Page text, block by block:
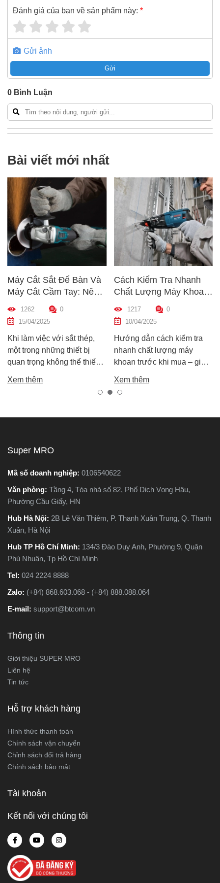
Đánh giá của bạn về sản phẩm này: *
Gửi ảnh
Gửi
0 Bình Luận
Bài viết mới nhất
Máy Cắt Sắt Để Bàn Và
Máy Cắt Cầm Tay: Nên
Chọn Loại Nào Phù Hợp
Nhất?
1262
0
15/04/2025
Khi làm việc với sắt thép,
một trong những thiết bị
quan trọng không thể thiếu
nhiên, trên thị trường hiện
bài viết này, Super MRO sẽ
giúp bạn hiểu rõ sự khác
điểm và tư vấn chọn lựa
loại máy phù hợp nhất với
nhu cầu sử dụng thực tế.
Xem thêm
Cách Kiểm Tra Nhanh
Chất Lượng Máy Khoan
Trước Khi Mua – Hướng
Dẫn Chi Tiết Cho Người
Mới
1217
0
10/04/2025
Hướng dẫn cách kiểm tra
nhanh chất lượng máy
khoan trước khi mua – giúp
tốt, bền, hoạt động ổn định,
tránh hàng giả, hàng kém
Xem thêm
Super MRO
Mã số doanh nghiệp: 0106540622
Văn phòng: Tầng 4, Tòa nhà số 82, Phố Dịch Vọng Hậu,
Phường Cầu Giấy, HN
Hub Hà Nội: 2B Lê Văn Thiêm, P. Thanh Xuân Trung, Q. Thanh
Xuân, Hà Nội
Hub TP Hồ Chí Minh: 134/3 Đào Duy Anh, Phường 9, Quận
Phú Nhuận, Tp Hồ Chí Minh
Tel: 024 2224 8888
Zalo: (+84) 868.603.068 - (+84) 888.088.064
E-mail: support@btcom.vn
Thông tin
Giới thiệu SUPER MRO
Liên hệ
Tin tức
Hỗ trợ khách hàng
Hình thức thanh toán
Chính sách vận chuyển
Chỉnh sách đổi trả hàng
Chính sách bảo mật
Tài khoản
Kết nối với chúng tôi